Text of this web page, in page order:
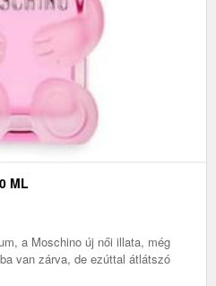
ML
a Moschino új női illata, még
van zárva, de ezúttal átlátszó